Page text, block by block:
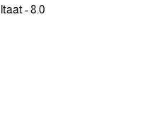
- 8.0